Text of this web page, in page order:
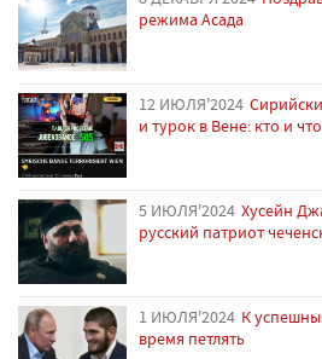
режима Асада
12 ИЮЛЯ'2024
и турок в Вене: кто и
5 ИЮЛЯ'2024 Хусейн
русский патриот
1 ИЮЛЯ'2024 К
время петлять